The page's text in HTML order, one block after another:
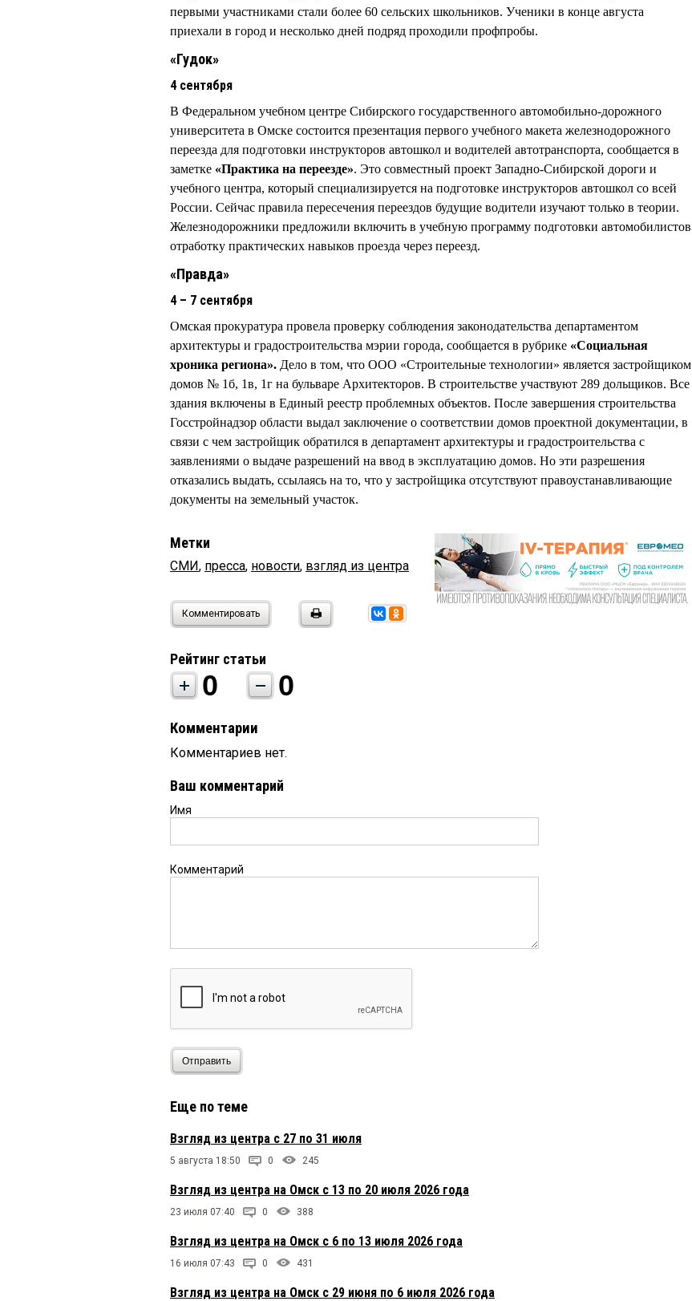
первыми участниками стали более 60 сельских школьников. Ученики в конце августа
приехали в город и несколько дней подряд проходили профпробы.
«Гудок»
4 сентября
В Федеральном учебном центре Сибирского государственного автомобильно-дорожного
университета в Омске состоится презентация первого учебного макета железнодорожного
переезда для подготовки инструкторов автошкол и водителей автотранспорта, сообщается в
заметке «Практика на переезде». Это совместный проект Западно-Сибирской дороги и
учебного центра, который специализируется на подготовке инструкторов автошкол со всей
России. Сейчас правила пересечения переездов будущие водители изучают только в теории.
Железнодорожники предложили включить в учебную программу подготовки автомобилистов
отработку практических навыков проезда через переезд.
«Правда»
4 – 7 сентября
Омская прокуратура провела проверку соблюдения законодательства департаментом
архитектуры и градостроительства мэрии города, сообщается в рубрике «Социальная
хроника региона». Дело в том, что ООО «Строительные технологии» является застройщиком
домов № 1б, 1в, 1г на бульваре Архитекторов. В строительстве участвуют 289 дольщиков. Все
здания включены в Единый реестр проблемных объектов. После завершения строительства
Госстройнадзор области выдал заключение о соответствии домов проектной документации, в
связи с чем застройщик обратился в департамент архитектуры и градостроительства с
заявлениями о выдаче разрешений на ввод в эксплуатацию домов. Но эти разрешения
отказались выдать, ссылаясь на то, что у застройщика отсутствуют правоустанавливающие
документы на земельный участок.
Метки
СМИ, пресса, новости, взгляд из центра
Комментировать
Рейтинг статьи
0 0
Комментарии
Комментариев нет.
Ваш комментарий
Имя
Комментарий
Отправить
Еще по теме
Взгляд из центра с 27 по 31 июля
5 августа 18:50 0 245
Взгляд из центра на Омск с 13 по 20 июля 2026 года
23 июля 07:40 0 388
Взгляд из центра на Омск с 6 по 13 июля 2026 года
16 июля 07:43 0 431
Взгляд из центра на Омск с 29 июня по 6 июля 2026 года